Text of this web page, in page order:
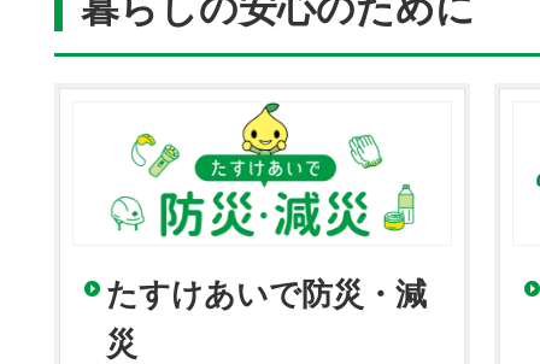
たすけあいで防災・減
災